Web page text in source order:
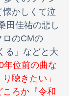
かしくて泣
田佳祐の悲し
ロのCMの
る」などと大
年位前の曲な
聴きたい」
ころか『令和